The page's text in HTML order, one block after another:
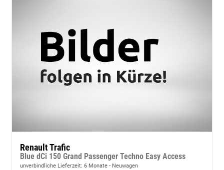
Renault Trafic
Blue dCi 150 Grand Passenger Techno Easy Access
unverbindliche Lieferzeit: 6 Monate Neuwagen